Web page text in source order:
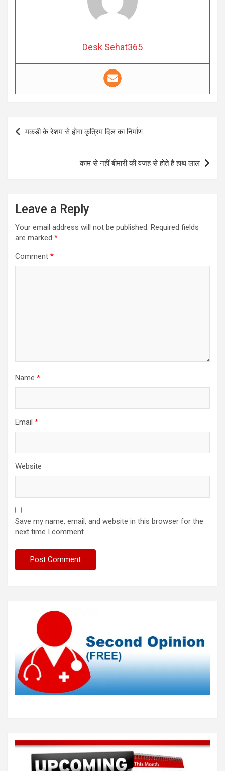
Desk Sehat365
Post
navigation
मकड़ी के रेशम से होगा कृत्रिम दिल का निर्माण
काम से नहीं बीमारी की वजह से होते हैं हाथ लाल
Leave a Reply
Your email address will not be published. Required fields
are marked *
Comment *
Name *
Email *
Website
Save my name, email, and website in this browser for the
next time I comment.